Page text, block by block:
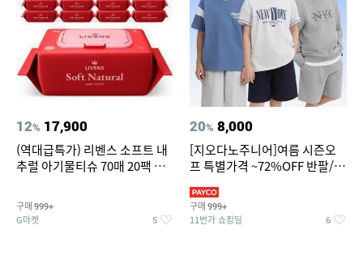
12% 17,900
(역대급특가) 리벤스 소프트 내
추럴 아기물티슈 70매 20팩 캡
구매 999+
G마켓 5
20% 8,000
[지오다노주니어]여름 시즌오
프 특별가격 ~72%OFF 반팔/반
구매 999+
11번가 쇼킹딜 6